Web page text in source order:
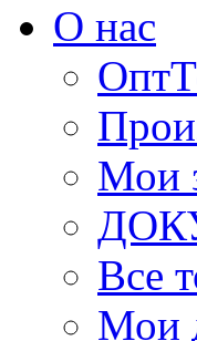
О нас
Мои
Все
Мои